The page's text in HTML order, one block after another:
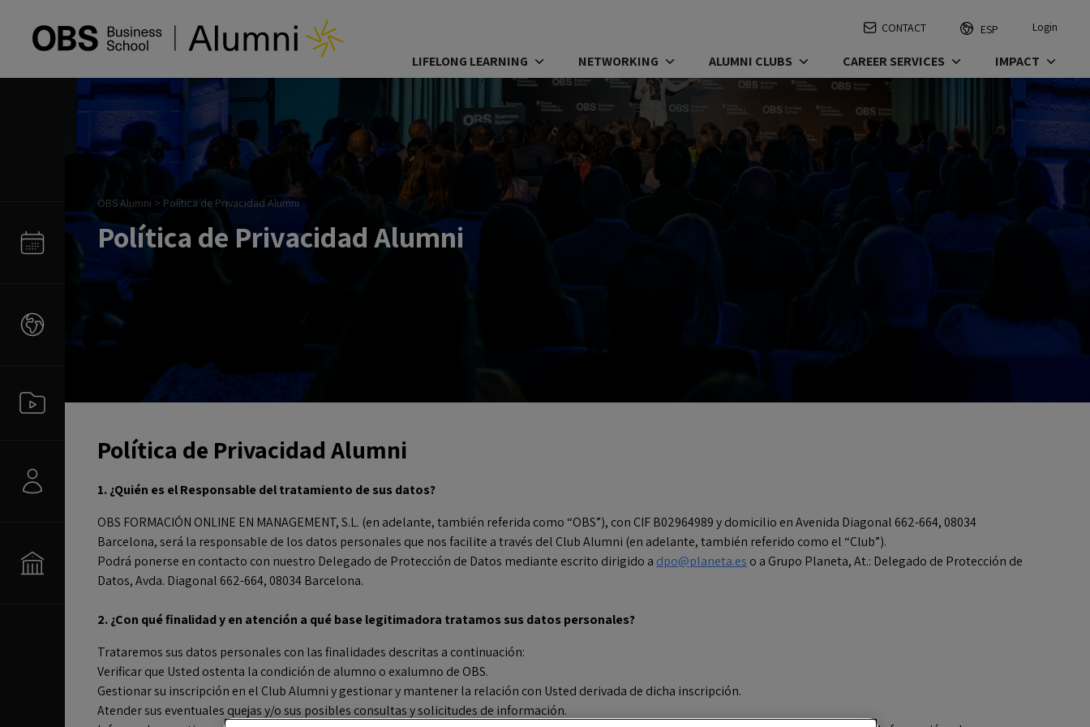
CONTACT ESP Login
LIFELONG LEARNING NETWORKING ALUMNI CLUBS CAREER SERVICES IMPACT
OBS Alumni > Política de Privacidad Alumni
Política de Privacidad Alumni
Política de Privacidad Alumni
1. ¿Quién es el Responsable del tratamiento de sus datos?
OBS FORMACIÓN ONLINE EN MANAGEMENT, S.L. (en adelante, también referida como “OBS”), con CIF B02964989 y domicilio en Avenida Diagonal 662-664, 08034
Barcelona, será la responsable de los datos personales que nos facilite a través del Club Alumni (en adelante, también referido como el “Club”).
Podrá ponerse en contacto con nuestro Delegado de Protección de Datos mediante escrito dirigido a dpo@planeta.es o a Grupo Planeta, At.: Delegado de Protección de
Datos, Avda. Diagonal 662-664, 08034 Barcelona.
2. ¿Con qué finalidad y en atención a qué base legitimadora tratamos sus datos personales?
Trataremos sus datos personales con las finalidades descritas a continuación:
Verificar que Usted ostenta la condición de alumno o exalumno de OBS.
Gestionar su inscripción en el Club Alumni y gestionar y mantener la relación con Usted derivada de dicha inscripción.
Atender sus eventuales quejas y/o sus posibles consultas y solicitudes de información.